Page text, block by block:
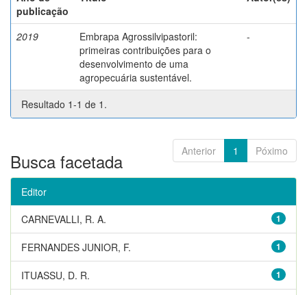
publicação
2019
Embrapa Agrossilvipastoril:
primeiras contribuições para o
desenvolvimento de uma
agropecuária sustentável.
-
Resultado 1-1 de 1.
Anterior 1 Póximo
Busca facetada
Editor
1
CARNEVALLI, R. A.
1
FERNANDES JUNIOR, F.
1
ITUASSU, D. R.